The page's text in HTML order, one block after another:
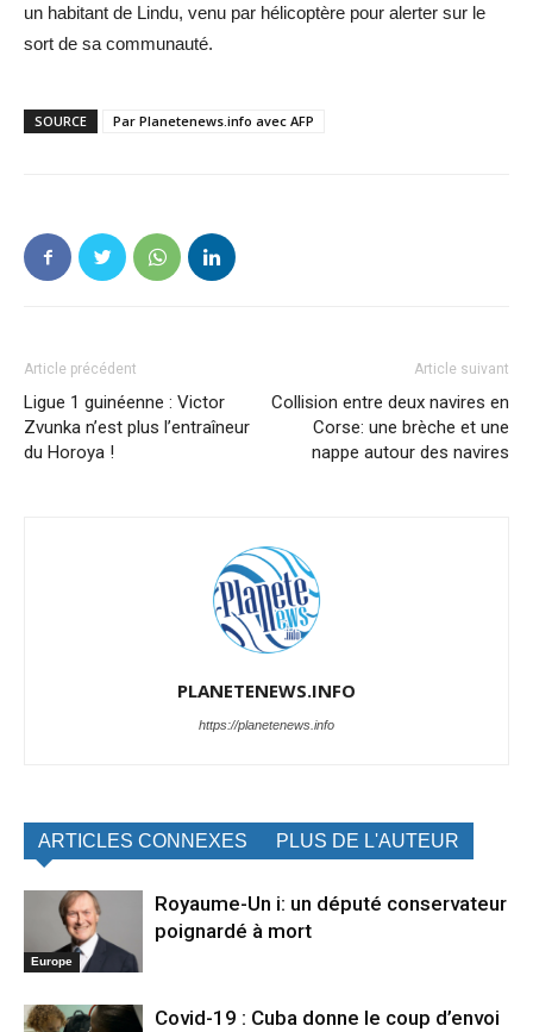
un habitant de Lindu, venu par hélicoptère pour alerter sur le
sort de sa communauté.
SOURCE Par Planetenews.info avec AFP
Article précédent
Ligue 1 guinéenne : Victor
Zvunka n’est plus l’entraîneur
du Horoya !
Article suivant
Collision entre deux navires en
Corse: une brèche et une
nappe autour des navires
PLANETENEWS.INFO
https://planetenews.info
ARTICLES CONNEXES PLUS DE L'AUTEUR
Europe
Royaume-Un i: un député conservateur
poignardé à mort
Covid-19 : Cuba donne le coup d’envoi